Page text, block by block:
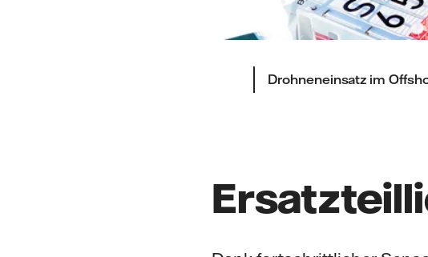
Drohneneinsatz im